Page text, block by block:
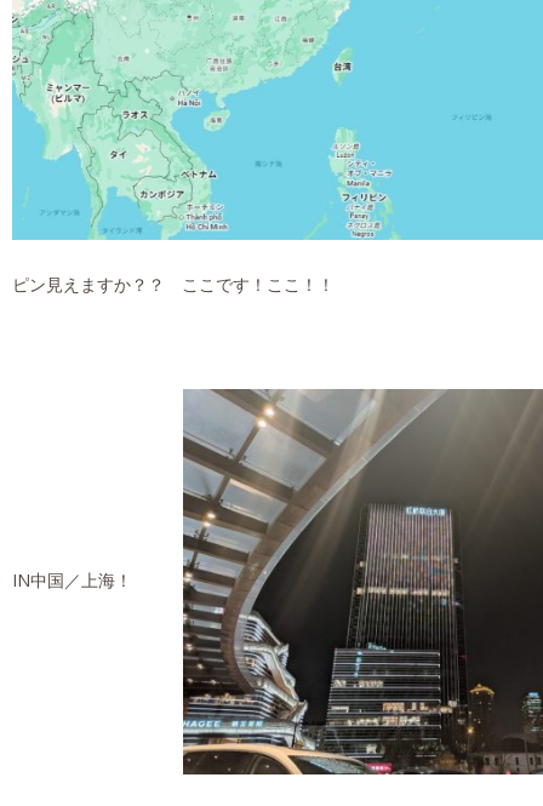
ピン見えますか？？ ここです！ここ！！
IN中国／上海！